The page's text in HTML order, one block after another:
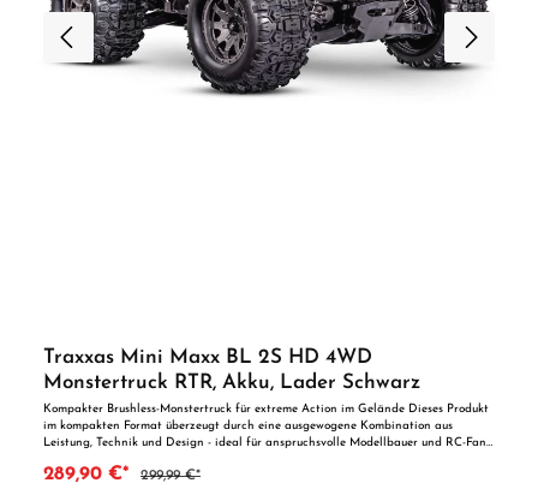
Traxxas Mini Maxx BL 2S HD 4WD
Monstertruck RTR, Akku, Lader Schwarz
Kompakter Brushless-Monstertruck für extreme Action im Gelände Dieses Produkt
im kompakten Format überzeugt durch eine ausgewogene Kombination aus
Leistung, Technik und Design - ideal für anspruchsvolle Modellbauer und RC-Fans.
Monstertrucks in ein handliches Format. Mit dem kraftvollen BL-2s Brushless-
289,90 €* 299,99 €*